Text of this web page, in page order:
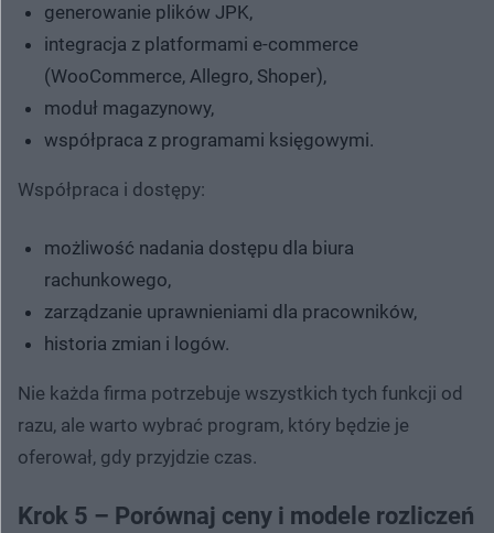
generowanie plików JPK,
integracja z platformami e-commerce
(WooCommerce, Allegro, Shoper),
moduł magazynowy,
współpraca z programami księgowymi.
Współpraca i dostępy:
możliwość nadania dostępu dla biura
rachunkowego,
zarządzanie uprawnieniami dla pracowników,
historia zmian i logów.
Nie każda firma potrzebuje wszystkich tych funkcji od
razu, ale warto wybrać program, który będzie je
oferował, gdy przyjdzie czas.
Krok 5 – Porównaj ceny i modele rozliczeń